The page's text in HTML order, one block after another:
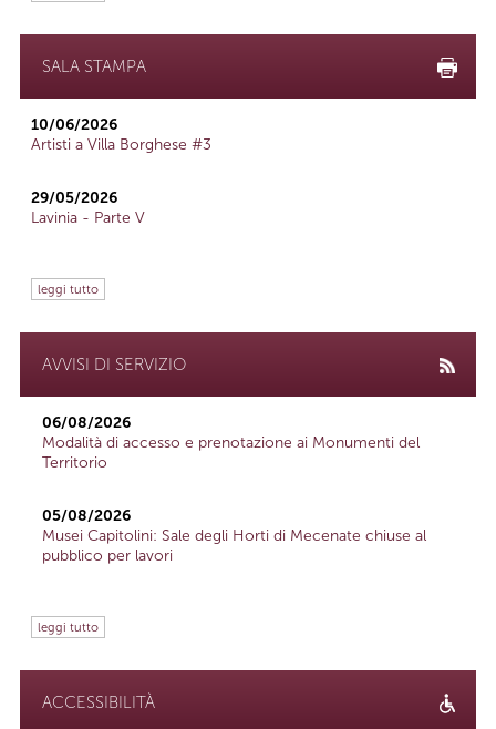
SALA STAMPA
10/06/2026
Artisti a Villa Borghese #3
29/05/2026
Lavinia - Parte V
leggi tutto
AVVISI DI SERVIZIO
06/08/2026
Modalità di accesso e prenotazione ai Monumenti del
Territorio
05/08/2026
Musei Capitolini: Sale degli Horti di Mecenate chiuse al
pubblico per lavori
leggi tutto
ACCESSIBILITÀ